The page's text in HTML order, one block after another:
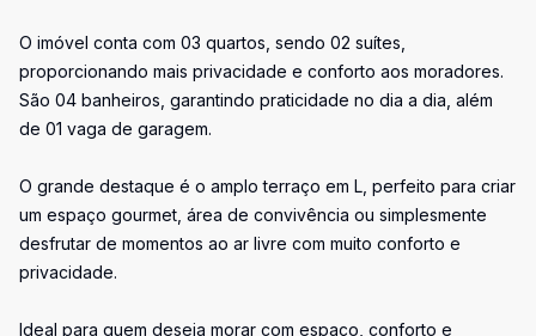
O imóvel conta com 03 quartos, sendo 02 suítes,
proporcionando mais privacidade e conforto aos moradores.
São 04 banheiros, garantindo praticidade no dia a dia, além
de 01 vaga de garagem.
O grande destaque é o amplo terraço em L, perfeito para criar
um espaço gourmet, área de convivência ou simplesmente
desfrutar de momentos ao ar livre com muito conforto e
privacidade.
Ideal para quem deseja morar com espaço, conforto e